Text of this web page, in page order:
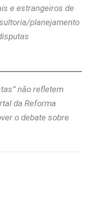
e estrangeiros de
planejamento
não refletem
da Reforma
o debate sobre